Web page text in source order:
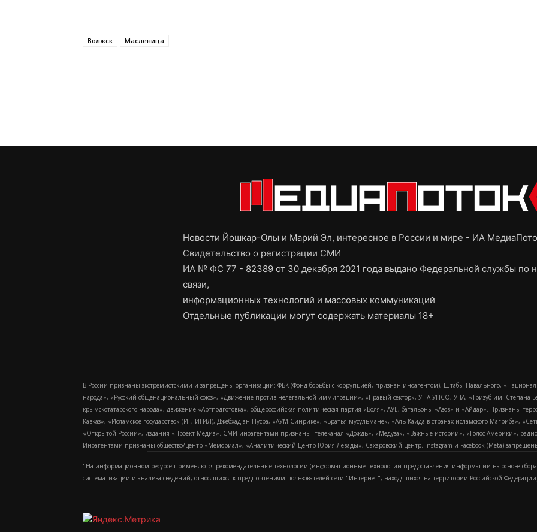
Волжск Масленица
Новости Йошкар-Олы и Марий Эл, интересное в России и мире - ИА
Свидетельство о регистрации СМИ
ИА № ФС 77 - 82389 от 30 декабря 2021 года выдано Федеральной службы по
связи,
информационных технологий и массовых коммуникаций
Отдельные публикации могут содержать материалы 18+
В России признаны экстремистскими и запрещены организации: ФБК (Фонд борьбы с коррупцией, признан иноагентом), Штабы Навального,
народа», «Русский общенациональный союз», «Движение против нелегальной иммиграции», «Правый сектор», УНА-УНСО, УПА, «Тризуб им.
крымскотатарского народа», движение «Артподготовка», общероссийская политическая партия «Воля», АУЕ, батальоны «Азов» и «Айдар». Признаны
Кавказ», «Исламское государство» (ИГ, ИГИЛ), Джебхад-ан-Нусра, «АУМ Синрике», «Братья-мусульмане», «Аль-Каида в странах исламского Магриба»,
«Открытой России», издания «Проект Медиа». СМИ-иноагентами признаны: телеканал «Дождь», «Медуза», «Важные истории», «Голос Америки»,
Иноагентами признаны общество/центр «Мемориал», «Аналитический Центр Юрия Левады», Сахаровский центр. Instagram и Facebook (Metа)
"На информационном ресурсе применяются рекомендательные технологии (информационные технологии предоставления информации на основе
систематизации и анализа сведений, относящихся к предпочтениям пользователей сети "Интернет", находящихся на территории Российской